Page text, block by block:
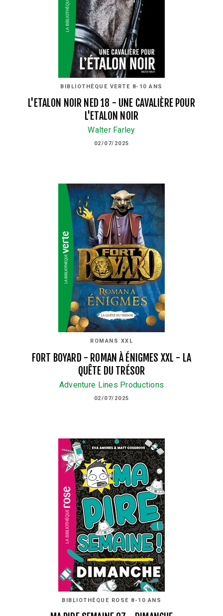
BIBLIOTHÈQUE VERTE 8-10 ANS
L'ETALON NOIR NED 18 - UNE CAVALIÈRE POUR
L'ETALON NOIR
Walter Farley
02/07/2025
ROMANS XXL
FORT BOYARD - ROMAN À ÉNIGMES XXL - LA
QUÊTE DU TRÉSOR
Adventure Lines Productions
02/07/2025
BIBLIOTHÈQUE ROSE 8-10 ANS